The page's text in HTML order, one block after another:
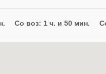
Со воз: 1 ч. и 50 мин.